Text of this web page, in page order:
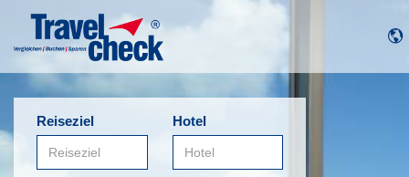
Reiseziel Hotel